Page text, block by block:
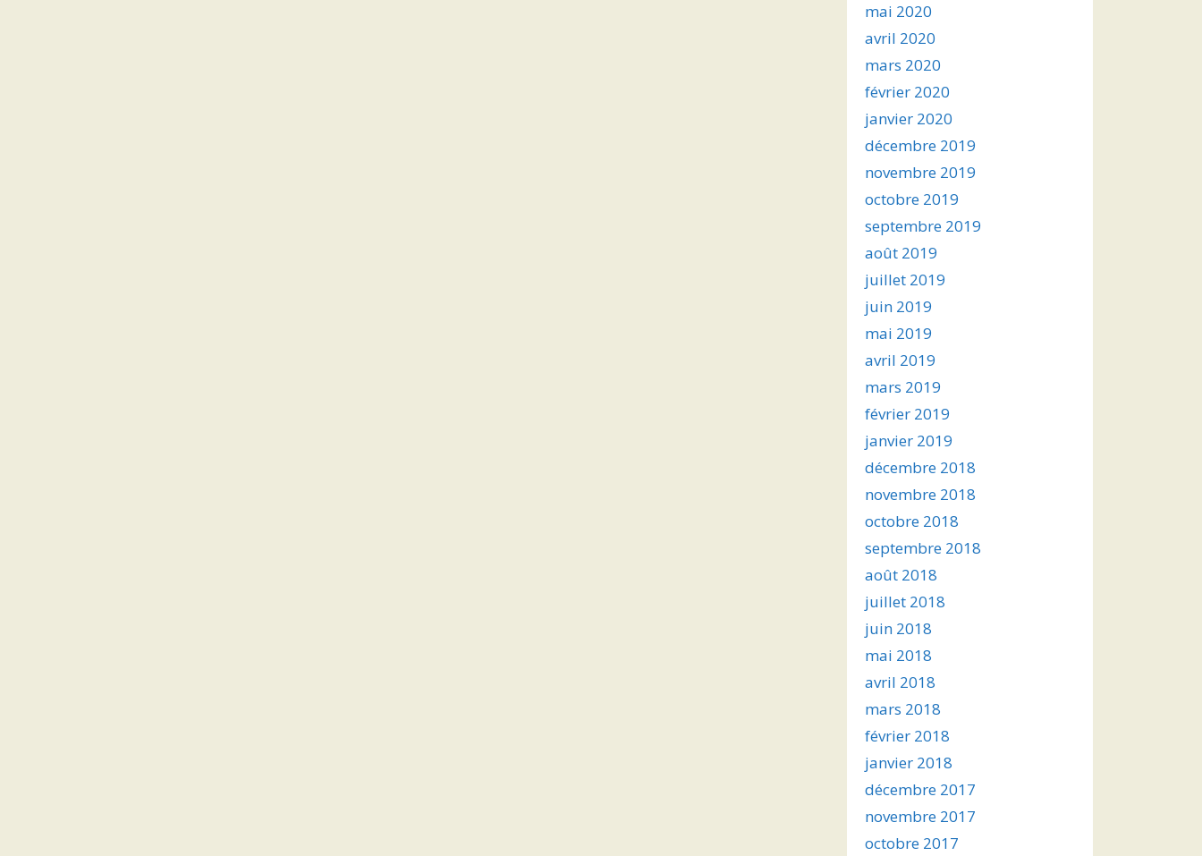
mai 2020
avril 2020
mars 2020
février 2020
janvier 2020
décembre 2019
novembre 2019
octobre 2019
septembre 2019
août 2019
juillet 2019
juin 2019
mai 2019
avril 2019
mars 2019
février 2019
janvier 2019
décembre 2018
novembre 2018
octobre 2018
septembre 2018
août 2018
juillet 2018
juin 2018
mai 2018
avril 2018
mars 2018
février 2018
janvier 2018
décembre 2017
novembre 2017
octobre 2017